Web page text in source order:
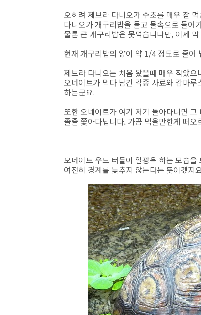
오히려 제브라 다니오가 수초를 매우 잘
다니오가 개구리밥을 물고 물속으로 들어
물론 큰 개구리밥은 못먹습니다만, 이제
현재 개구리밥의 양이 약 1/4 정도로 줄어
제브라 다니오는 처음 왔을때 매우 작았
오네이트가 먹다 남긴 각종 사료와 감마
하는군요.
또한 오네이트가 여기 저기 돌아다니면
졸졸 쫓아다닙니다. 가끔 먹을만한게 떠오
오네이트 우드 터틀이 일광욕 하는 모습
여전히 경계를 늦추지 않는다는 뜻이겠지